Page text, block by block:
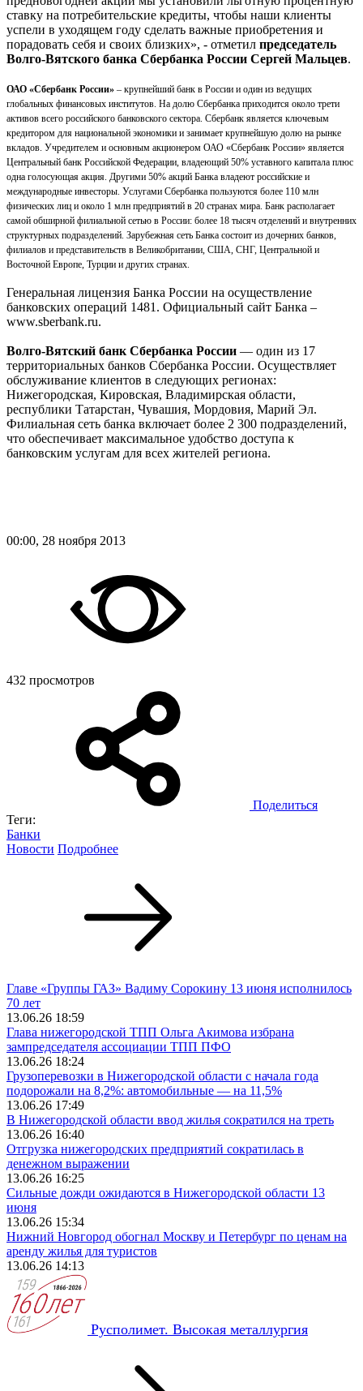
ставку на потребительские кредиты, чтобы наши клиенты
успели в уходящем году сделать важные приобретения и
порадовать себя и своих близких», - отметил председатель
Волго-Вятского банка Сбербанка России Сергей Мальцев.
ОАО «Сбербанк России» – крупнейший банк в России и один из ведущих
глобальных финансовых институтов. На долю Сбербанка приходится около трети
активов всего российского банковского сектора. Сбербанк является ключевым
кредитором для национальной экономики и занимает крупнейшую долю на рынке
вкладов. Учредителем и основным акционером ОАО «Сбербанк России» является
Центральный банк Российской Федерации, владеющий 50% уставного капитала плюс
одна голосующая акция. Другими 50% акций Банка владеют российские и
международные инвесторы. Услугами Сбербанка пользуются более 110 млн
физических лиц и около 1 млн предприятий в 20 странах мира. Банк располагает
самой обширной филиальной сетью в России: более 18 тысяч отделений и внутренних
структурных подразделений. Зарубежная сеть Банка состоит из дочерних банков,
филиалов и представительств в Великобритании, США, СНГ, Центральной и
Восточной Европе, Турции и других странах.
Генеральная лицензия Банка России на осуществление
банковских операций 1481. Официальный сайт Банка –
www.sberbank.ru.
Волго-Вятский банк Сбербанка России — один из 17
территориальных банков Сбербанка России. Осуществляет
обслуживание клиентов в следующих регионах:
Нижегородская, Кировская, Владимирская области,
республики Татарстан, Чувашия, Мордовия, Марий Эл.
Филиальная сеть банка включает более 2 300 подразделений,
что обеспечивает максимальное удобство доступа к
банковским услугам для всех жителей региона.
00:00, 28 ноября 2013
432 просмотров
Поделиться
Теги:
Банки
Новости Подробнее
Главе «Группы ГАЗ» Вадиму Сорокину 13 июня исполнилось
70 лет
13.06.26 18:59
Глава нижегородской ТПП Ольга Акимова избрана
зампредседателя ассоциации ТПП ПФО
13.06.26 18:24
Грузоперевозки в Нижегородской области с начала года
подорожали на 8,2%: автомобильные — на 11,5%
13.06.26 17:49
В Нижегородской области ввод жилья сократился на треть
13.06.26 16:40
Отгрузка нижегородских предприятий сократилась в
денежном выражении
13.06.26 16:25
Сильные дожди ожидаются в Нижегородской области 13
июня
13.06.26 15:34
Нижний Новгород обогнал Москву и Петербург по ценам на
аренду жилья для туристов
13.06.26 14:13
Русполимет. Высокая металлургия